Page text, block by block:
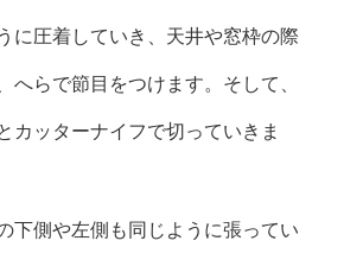
に圧着していき、天井や窓枠の際
へらで節目をつけます。そして、
カッターナイフで切っていきま
下側や左側も同じように張ってい